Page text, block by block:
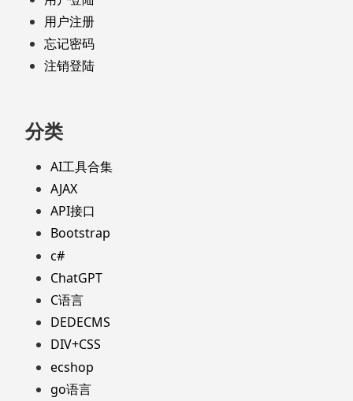
用户注册
忘记密码
注销登陆
分类
AI工具合集
AJAX
API接口
Bootstrap
c#
ChatGPT
C语言
DEDECMS
DIV+CSS
ecshop
go语言